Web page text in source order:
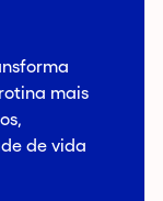
mais
de vida